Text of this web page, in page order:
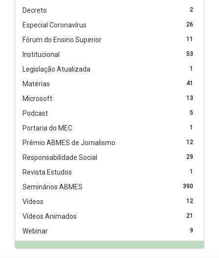
2
Decreto
26
Especial Coronavírus
11
Fórum do Ensino Superior
53
Institucional
1
Legislação Atualizada
41
Matérias
13
Microsoft
5
Podcast
1
Portaria do MEC
12
Prêmio ABMES de Jornalismo
29
Responsabilidade Social
1
Revista Estudos
390
Seminários ABMES
12
Vídeos
21
Vídeos Animados
9
Webinar